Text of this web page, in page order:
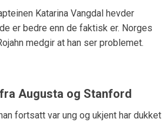
Katarina Vangdal hevder
er bedre enn de faktisk er. Norges
medgir at han ser problemet.
Augusta og Stanford
fortsatt var ung og ukjent har dukket